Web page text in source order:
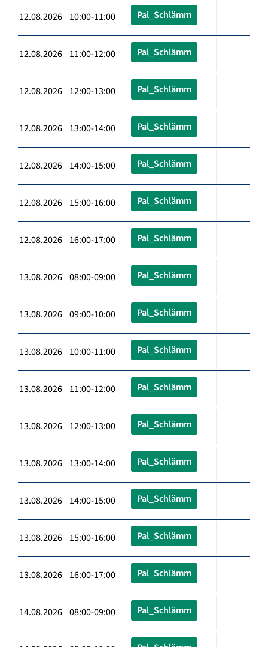
12.08.2026 10:00-11:00 Pal_Schlämm
12.08.2026 11:00-12:00 Pal_Schlämm
12.08.2026 12:00-13:00 Pal_Schlämm
12.08.2026 13:00-14:00 Pal_Schlämm
12.08.2026 14:00-15:00 Pal_Schlämm
12.08.2026 15:00-16:00 Pal_Schlämm
12.08.2026 16:00-17:00 Pal_Schlämm
13.08.2026 08:00-09:00 Pal_Schlämm
13.08.2026 09:00-10:00 Pal_Schlämm
13.08.2026 10:00-11:00 Pal_Schlämm
13.08.2026 11:00-12:00 Pal_Schlämm
13.08.2026 12:00-13:00 Pal_Schlämm
13.08.2026 13:00-14:00 Pal_Schlämm
13.08.2026 14:00-15:00 Pal_Schlämm
13.08.2026 15:00-16:00 Pal_Schlämm
13.08.2026 16:00-17:00 Pal_Schlämm
14.08.2026 08:00-09:00 Pal_Schlämm